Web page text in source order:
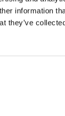
information
they’ve
祇